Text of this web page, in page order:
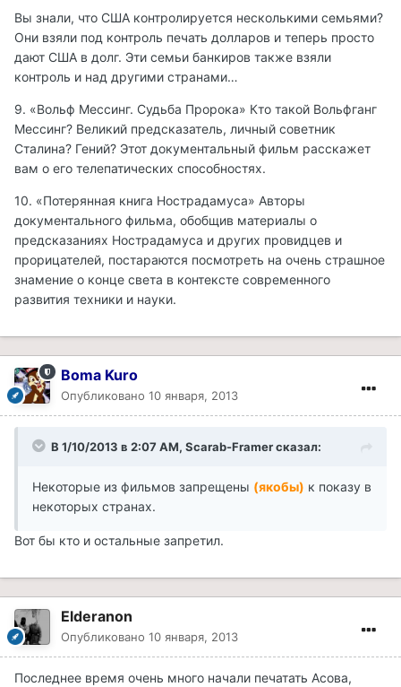
Вы знали, что США контролируется несколькими семьями?
Они взяли под контроль печать долларов и теперь просто
дают США в долг. Эти семьи банкиров также взяли
контроль и над другими странами…
9. «Вольф Мессинг. Судьба Пророка» Кто такой Вольфганг
Мессинг? Великий предсказатель, личный советник
Сталина? Гений? Этот документальный фильм расскажет
вам о его телепатических способностях.
10. «Потерянная книга Нострадамуса» Авторы
документального фильма, обобщив материалы о
предсказаниях Нострадамуса и других провидцев и
прорицателей, постараются посмотреть на очень страшное
знамение о конце света в контексте современного
развития техники и науки.
Boma Kuro
Опубликовано 10 января, 2013
В 1/10/2013 в 2:07 AM, Scarab-Framer сказал:
Некоторые из фильмов запрещены (якобы) к показу в
некоторых странах.
Вот бы кто и остальные запретил.
Elderanon
Опубликовано 10 января, 2013
Последнее время очень много начали печатать Асова,